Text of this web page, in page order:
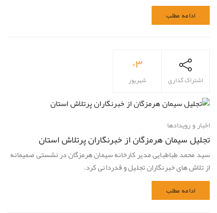
ادامه مطلب
۰۳
شهریور اشتراک گذاری
اخبار و رویدادها
تجلیل سیمان هرمزگان از خبرنگاران پرتلاش استان
سید محمد طباطبایی مدیر کارخانه سیمان هرمزگان در نشستی صمیمانه
از تلاش های خبرنگاران تجلیل و قدردانی کرد.
ادامه مطلب